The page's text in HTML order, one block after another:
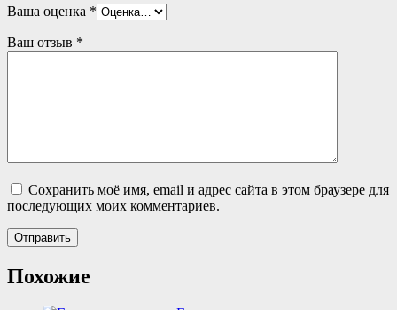
Ваша оценка *
Ваш отзыв *
Сохранить моё имя, email и адрес сайта в этом браузере для
последующих моих комментариев.
Похожие